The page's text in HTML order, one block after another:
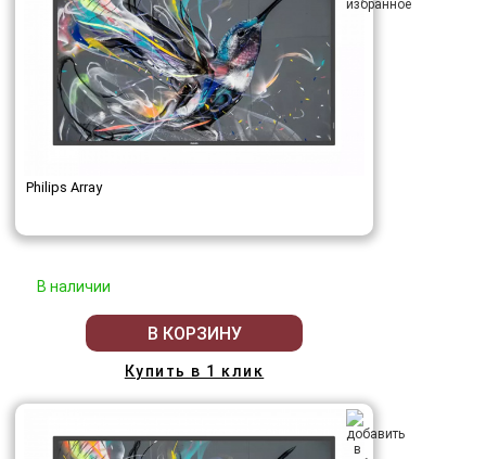
Philips Array
В наличии
В КОРЗИНУ
Купить в 1 клик